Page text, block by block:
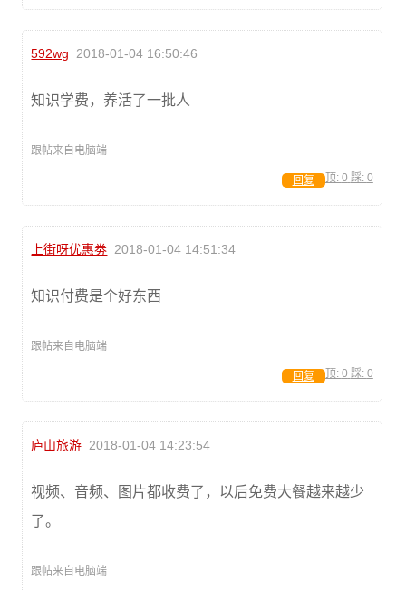
592wg 2018-01-04 16:50:46
知识学费，养活了一批人
跟帖来自电脑端
顶: 0 踩: 0
回复
上街呀优惠劵 2018-01-04 14:51:34
知识付费是个好东西
跟帖来自电脑端
顶: 0 踩: 0
回复
庐山旅游 2018-01-04 14:23:54
视频、音频、图片都收费了，以后免费大餐越来越少
了。
跟帖来自电脑端